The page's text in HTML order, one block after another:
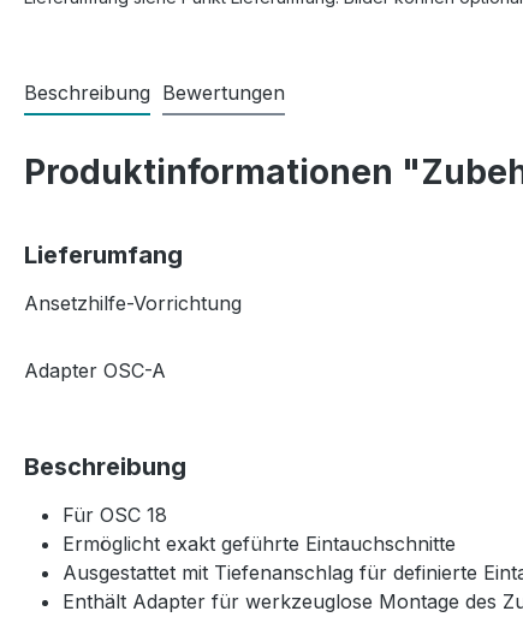
Beschreibung Bewertungen
Produktinformationen
Lieferumfang
Ansetzhilfe-Vorrichtung
Adapter OSC-A
Beschreibung
Für OSC 18
Ermöglicht exakt geführte Eintauchschnitte
Ausgestattet mit Tiefenanschlag für definierte
Enthält Adapter für werkzeuglose Montage des